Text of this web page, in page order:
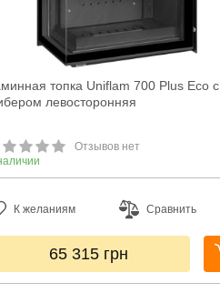
топка Uniflam 700 Plus Eco с
левосторонняя
Отзывов нет
К желаниям Сравнить
65 315 грн